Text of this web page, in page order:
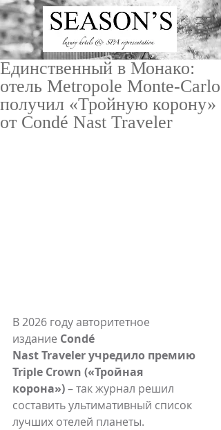
Единственный в Монако:
отель Metropole Monte-Carlo
получил «Тройную корону»
от Condé Nast Traveler
В 2026 году авторитетное
издание Condé
Nast Traveler учредило премию
Triple Crown («Тройная
корона») – так журнал решил
составить ультимативный список
лучших отелей планеты.